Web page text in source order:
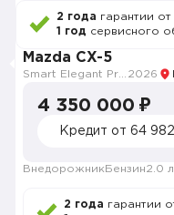
2 года гарантии
1 год сервисного
Mazda CX-5
2026
4 350 000 ₽
Кредит от 64
Внедорожник Бензин2.0 л.
2 года гарантии